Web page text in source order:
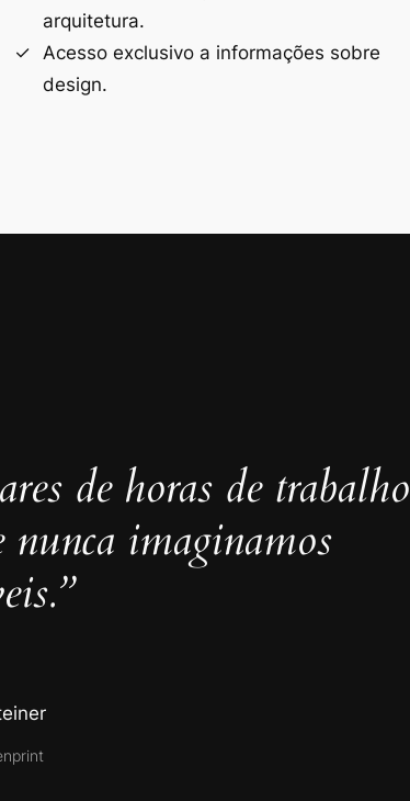
arquitetura.
Acesso exclusivo a informações sobre
design.
de horas de trabalho
imaginamos